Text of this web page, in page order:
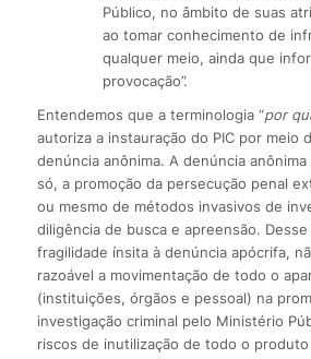
Público, no âmbito de suas
ao tomar conhecimento de
qualquer meio, ainda que
provocação”.
Entendemos que a terminologia “por
autoriza a instauração do PIC por meio
denúncia anônima. A denúncia
só, a promoção da persecução penal
ou mesmo de métodos invasivos de
diligência de busca e apreensão.
fragilidade ínsita à denúncia apócrifa,
razoável a movimentação de todo o
(instituições, órgãos e pessoal) na
investigação criminal pelo Ministério
riscos de inutilização de todo o